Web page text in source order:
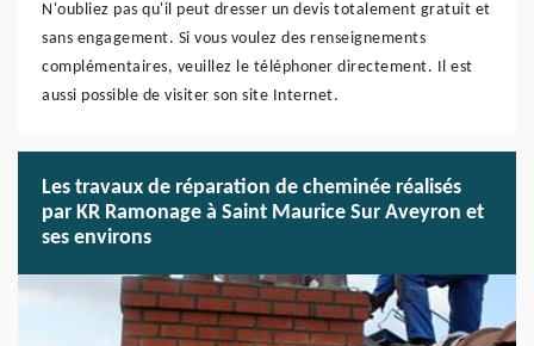
N'oubliez pas qu'il peut dresser un devis totalement gratuit et
sans engagement. Si vous voulez des renseignements
complémentaires, veuillez le téléphoner directement. Il est
aussi possible de visiter son site Internet.
Les travaux de réparation de cheminée réalisés
par KR Ramonage à Saint Maurice Sur Aveyron et
ses environs